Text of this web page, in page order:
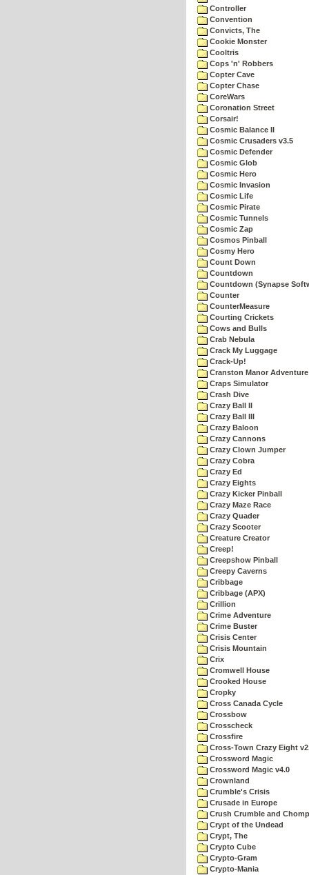
Controller
Convention
Convicts, The
Cookie Monster
Cooltris
Cops 'n' Robbers
Copter Cave
Copter Chase
CoreWars
Coronation Street
Corsair!
Cosmic Balance II
Cosmic Crusaders v3.5
Cosmic Defender
Cosmic Glob
Cosmic Hero
Cosmic Invasion
Cosmic Life
Cosmic Pirate
Cosmic Tunnels
Cosmic Zap
Cosmos Pinball
Cosmy Hero
Count Down
Countdown
Countdown (Synapse
Counter
CounterMeasure
Courting Crickets
Cows and Bulls
Crab Nebula
Crack My Luggage
Crack-Up!
Cranston Manor Adventure
Craps Simulator
Crash Dive
Crazy Ball II
Crazy Ball III
Crazy Baloon
Crazy Cannons
Crazy Clown Jumper
Crazy Cobra
Crazy Ed
Crazy Eights
Crazy Kicker Pinball
Crazy Maze Race
Crazy Quader
Crazy Scooter
Creature Creator
Creep!
Creepshow Pinball
Creepy Caverns
Cribbage
Cribbage (APX)
Crillion
Crime Adventure
Crime Buster
Crisis Center
Crisis Mountain
Crix
Cromwell House
Crooked House
Cropky
Cross Canada Cycle
Crossbow
Crosscheck
Crossfire
Cross-Town Crazy Eight
Crossword Magic
Crossword Magic v4.0
Crownland
Crumble's Crisis
Crusade in Europe
Crush Crumble and Chomp
Crypt of the Undead
Crypt, The
Crypto Cube
Crypto-Gram
Crypto-Mania